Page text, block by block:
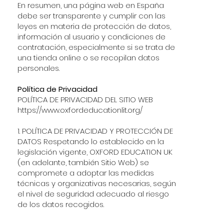
En resumen, una página web en España
debe ser transparente y cumplir con las
leyes en materia de protección de datos,
información al usuario y condiciones de
contratación, especialmente si se trata de
una tienda online o se recopilan datos
personales.
Política de Privacidad
POLÍTICA DE PRIVACIDAD DEL SITIO WEB
https://www.oxfordeducationlit.org/
1. POLÍTICA DE PRIVACIDAD Y PROTECCIÓN DE
DATOS Respetando lo establecido en la
legislación vigente, OXFORD EDUCATION UK
(en adelante, también Sitio Web) se
compromete a adoptar las medidas
técnicas y organizativas necesarias, según
el nivel de seguridad adecuado al riesgo
de los datos recogidos.